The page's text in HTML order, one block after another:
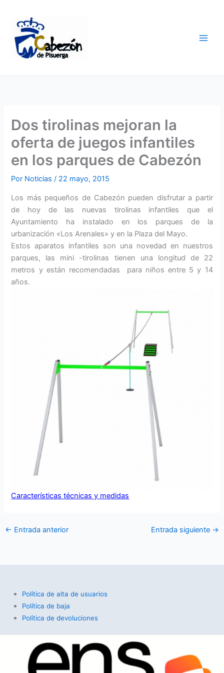
contenido
Dos tirolinas mejoran la
oferta de juegos infantiles
en los parques de Cabezón
Por Noticias/ 22 mayo, 2015
Los más pequeños de Cabezón pueden disfrutar a partir
de hoy de las nuevas tirolinas infantiles que el
Ayuntamiento ha instalado en los parques de la
urbanización «Los Arenales» y en la Plaza del Mayo.
Estos aparatos infantiles son una novedad en nuestros
parques, las mini -tirolinas tienen una longitud de 22
metros y están recomendadas para niños entre 5 y 14
años.
Características técnicas y medidas
← Entrada anterior Entrada siguiente →
Política de alta de usuarios
Política de baja
Política de devoluciones